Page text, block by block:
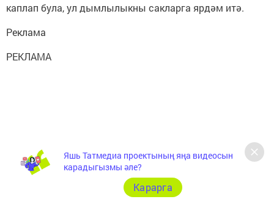
каплап була, ул дымлылыкны сакларга ярдәм итә.
Реклама
РЕКЛАМА
Яшь Татмедиа проектының яңа видеосын
карадыгызмы әле?
Карарга